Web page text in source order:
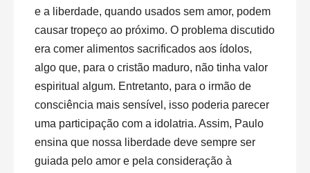
e a liberdade, quando usados sem amor, podem
causar tropeço ao próximo. O problema discutido
era comer alimentos sacrificados aos ídolos,
algo que, para o cristão maduro, não tinha valor
espiritual algum. Entretanto, para o irmão de
consciência mais sensível, isso poderia parecer
uma participação com a idolatria. Assim, Paulo
ensina que nossa liberdade deve sempre ser
guiada pelo amor e pela consideração à